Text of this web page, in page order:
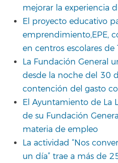
mejorar la experiencia
El proyecto educativo
emprendimiento,EPE,
en centros escolares de
La Fundación General
desde la noche del 30
contención del gasto
El Ayuntamiento de La
de su Fundación
materia de empleo
La actividad “Nos
un día” trae a más de